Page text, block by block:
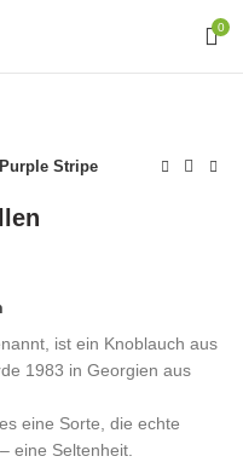
0
Purple Stripe
ist ein Knoblauch aus
1983 in Georgien aus
eine Sorte, die echte
eine Seltenheit.